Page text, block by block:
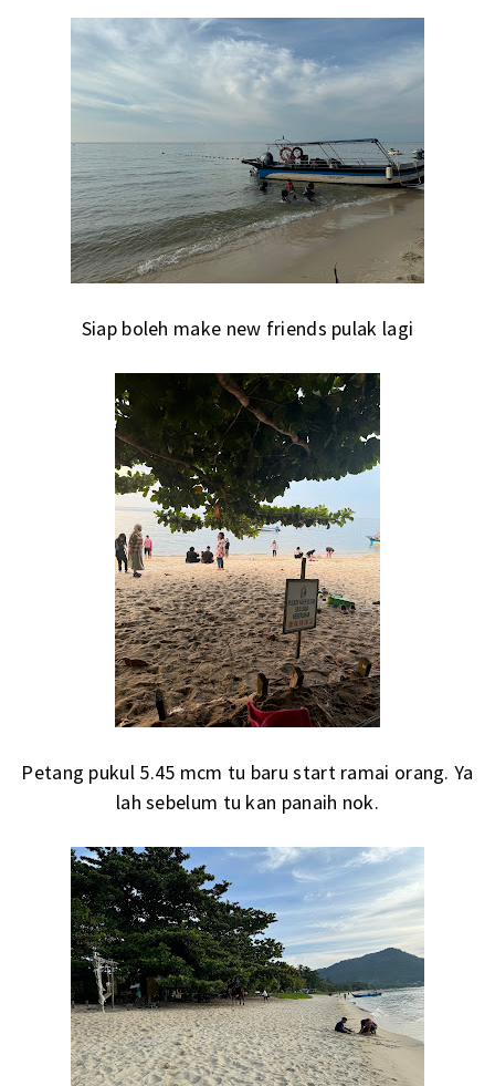
Siap boleh make new friends pulak lagi
Petang pukul 5.45 mcm tu baru start ramai orang. Ya
lah sebelum tu kan panaih nok.